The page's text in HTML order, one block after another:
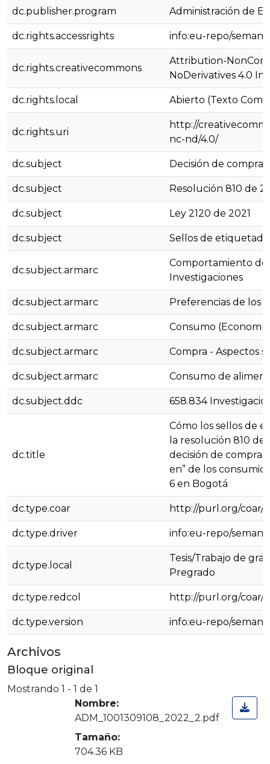
dc.publisher.program Administración de
dc.rights.accessrights info:eu-repo/
dc.rights.creativecommons
Attribution-
NoDerivatives 4.0
dc.rights.local Abierto (Texto
dc.rights.uri
http://
nc-nd/4.0/
dc.subject Decisión de compra
dc.subject Resolución 810 de
dc.subject Ley 2120 de 2021
dc.subject Sellos de
dc.subject.armarc
Comportamiento
Investigaciones
dc.subject.armarc Preferencias de los
dc.subject.armarc Consumo
dc.subject.armarc Compra - Aspectos
dc.subject.armarc Consumo de
dc.subject.ddc 658.834
dc.title
Cómo los sellos de
la resolución 810 de
decisión de compra
en” de los
6 en Bogotá
dc.type.coar http://purl.org/coar/
dc.type.driver info:eu-repo/
dc.type.local
Tesis/Trabajo de
Pregrado
dc.type.redcol http://purl.org/coar/
dc.type.version info:eu-repo/
Archivos
Bloque original
Mostrando 1 - 1 de 1
Nombre:
ADM_1001309108_2022_2.pdf
Tamaño:
704.36 KB